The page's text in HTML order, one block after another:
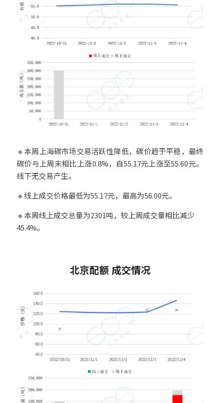
🔹本周上海碳市场交易活跃性降低，碳价趋于平稳，最终
碳价与上周末相比上涨0.8%，自55.17元上涨至55.60元。
线下无交易产生。
🔹线上成交价格最低为55.17元，最高为56.00元。
🔹本周线上成交总量为2301吨，较上周成交量相比减少
45.4%。
北京配额 成交情况